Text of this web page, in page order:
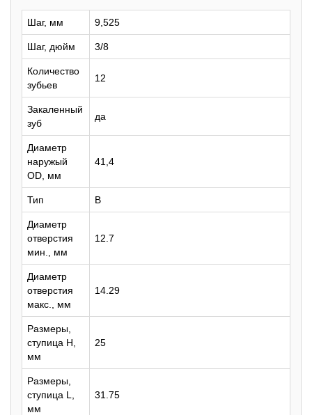
Шаг, мм 9,525
Шаг, дюйм 3/8
Количество
зубьев
12
Закаленный
зуб
да
Диаметр
наружый
OD, мм
41,4
Тип B
Диаметр
отверстия
мин., мм
12.7
Диаметр
отверстия
макс., мм
14.29
Размеры,
ступица H,
мм
25
Размеры,
ступица L,
мм
31.75